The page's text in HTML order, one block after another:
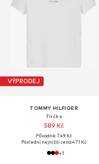
VÝPRODEJ
TOMMY HILFIGER
Tričko
589 Kč
Původně: 749 Kč
Poslední nejnižší cena:471 Kč
+1